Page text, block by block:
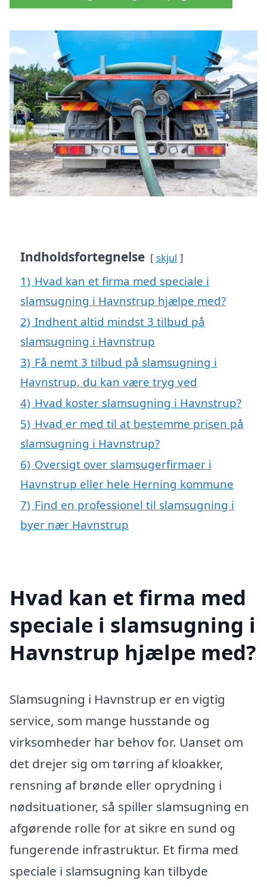
Indholdsfortegnelse skjul
1) Hvad kan et firma med speciale i
slamsugning i Havnstrup hjælpe med?
2) Indhent altid mindst 3 tilbud på
slamsugning i Havnstrup
3) Få nemt 3 tilbud på slamsugning i
Havnstrup, du kan være tryg ved
4) Hvad koster slamsugning i Havnstrup?
5) Hvad er med til at bestemme prisen på
slamsugning i Havnstrup?
6) Oversigt over slamsugerfirmaer i
Havnstrup eller hele Herning kommune
7) Find en professionel til slamsugning i
byer nær Havnstrup
Hvad kan et firma med
speciale i slamsugning i
Havnstrup hjælpe med?
Slamsugning i Havnstrup er en vigtig
service, som mange husstande og
virksomheder har behov for. Uanset om
det drejer sig om tørring af kloakker,
rensning af brønde eller oprydning i
nødsituationer, så spiller slamsugning en
afgørende rolle for at sikre en sund og
fungerende infrastruktur. Et firma med
speciale i slamsugning kan tilbyde